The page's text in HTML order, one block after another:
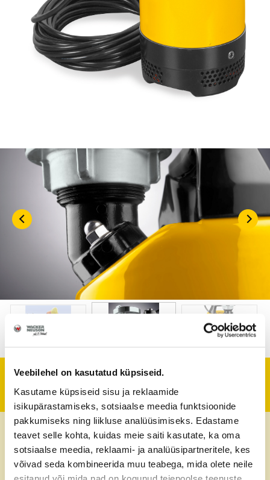
Veebilehel on kasutatud küpsiseid.
Kasutame küpsiseid sisu ja reklaamide
isikupärastamiseks, sotsiaalse meedia funktsioonide
pakkumiseks ning liikluse analüüsimiseks. Edastame
teavet selle kohta, kuidas meie saiti kasutate, ka oma
sotsiaalse meedia, reklaami- ja analüüsipartneritele, kes
võivad seda kombineerida muu teabega, mida olete neile
MEIST
KONTAKT
Tehniline informatsioon
Pumba tootlikkus 310-320 l/min
Maks. tühjenduskõrgus 15 m